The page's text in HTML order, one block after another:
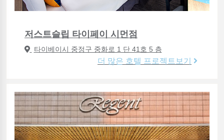
저스트슬립 타이페이 시먼점
타이베이시 중정구 중화로 1 단 41호 5 층
더 많은 호텔 프로젝트보기